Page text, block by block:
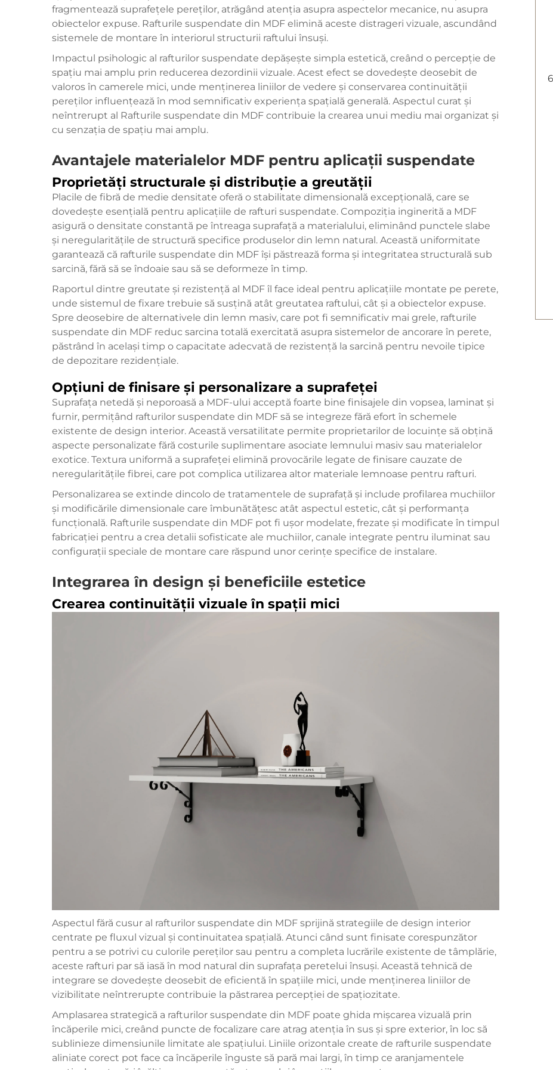
fragmentează suprafețele pereților, atrăgând atenția asupra aspectelor mecanice, nu asupra
obiectelor expuse. Rafturile suspendate din MDF elimină aceste distrageri vizuale, ascundând
sistemele de montare în interiorul structurii raftului însuși.
Impactul psihologic al rafturilor suspendate depășește simpla estetică, creând o percepție de
spațiu mai amplu prin reducerea dezordinii vizuale. Acest efect se dovedește deosebit de
valoros în camerele mici, unde menținerea liniilor de vedere și conservarea continuității
pereților influențează în mod semnificativ experiența spațială generală. Aspectul curat și
neîntrerupt al Rafturile suspendate din MDF contribuie la crearea unui mediu mai organizat și
cu senzația de spațiu mai amplu.
Avantajele materialelor MDF pentru aplicații suspendate
Proprietăți structurale și distribuție a greutății
Placile de fibră de medie densitate oferă o stabilitate dimensională excepțională, care se
dovedește esențială pentru aplicațiile de rafturi suspendate. Compoziția inginerită a MDF
asigură o densitate constantă pe întreaga suprafață a materialului, eliminând punctele slabe
și neregularitățile de structură specifice produselor din lemn natural. Această uniformitate
garantează că rafturile suspendate din MDF își păstrează forma și integritatea structurală sub
sarcină, fără să se îndoaie sau să se deformeze în timp.
Raportul dintre greutate și rezistență al MDF îl face ideal pentru aplicațiile montate pe perete,
unde sistemul de fixare trebuie să susțină atât greutatea raftului, cât și a obiectelor expuse.
Spre deosebire de alternativele din lemn masiv, care pot fi semnificativ mai grele, rafturile
suspendate din MDF reduc sarcina totală exercitată asupra sistemelor de ancorare în perete,
păstrând în același timp o capacitate adecvată de rezistență la sarcină pentru nevoile tipice
de depozitare rezidențiale.
Opțiuni de finisare și personalizare a suprafeței
Suprafața netedă și neporoasă a MDF-ului acceptă foarte bine finisajele din vopsea, laminat și
furnir, permițând rafturilor suspendate din MDF să se integreze fără efort în schemele
existente de design interior. Această versatilitate permite proprietarilor de locuințe să obțină
aspecte personalizate fără costurile suplimentare asociate lemnului masiv sau materialelor
exotice. Textura uniformă a suprafeței elimină provocările legate de finisare cauzate de
neregularitățile fibrei, care pot complica utilizarea altor materiale lemnoase pentru rafturi.
Personalizarea se extinde dincolo de tratamentele de suprafață și include profilarea muchiilor
și modificările dimensionale care îmbunătățesc atât aspectul estetic, cât și performanța
funcțională. Rafturile suspendate din MDF pot fi ușor modelate, frezate și modificate în timpul
fabricației pentru a crea detalii sofisticate ale muchiilor, canale integrate pentru iluminat sau
configurații speciale de montare care răspund unor cerințe specifice de instalare.
Integrarea în design și beneficiile estetice
Crearea continuității vizuale în spații mici
Aspectul fără cusur al rafturilor suspendate din MDF sprijină strategiile de design interior
centrate pe fluxul vizual și continuitatea spațială. Atunci când sunt finisate corespunzător
pentru a se potrivi cu culorile pereților sau pentru a completa lucrările existente de tâmplărie,
aceste rafturi par să iasă în mod natural din suprafața peretelui însuși. Această tehnică de
integrare se dovedește deosebit de eficientă în spațiile mici, unde menținerea liniilor de
vizibilitate neîntrerupte contribuie la păstrarea percepției de spațiozitate.
Amplasarea strategică a rafturilor suspendate din MDF poate ghida mișcarea vizuală prin
încăperile mici, creând puncte de focalizare care atrag atenția în sus și spre exterior, în loc să
sublinieze dimensiunile limitate ale spațiului. Liniile orizontale create de rafturile suspendate
aliniate corect pot face ca încăperile înguste să pară mai largi, în timp ce aranjamentele